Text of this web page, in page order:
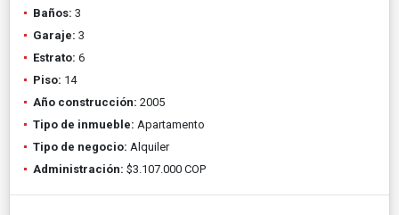
Baños: 3
Garaje: 3
Estrato: 6
Piso: 14
Año construcción: 2005
Tipo de inmueble: Apartamento
Tipo de negocio: Alquiler
Administración: $3.107.000 COP